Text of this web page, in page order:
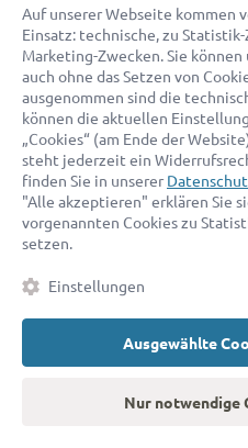
ein Kollege vor Ort, bei
wochenlang auf einen
muss.
Viele Beschuldigte
der seinen Sitz am
Bundesland hat. In der
außen oft viel besser
örtlichen Gericht nicht
diesem viele
zahnlosen Tiger gibt es
Auf unserer Webseite kommen
Einsatz: technische, zu
Marketing-Zwecken. Sie
auch ohne das Setzen von
ausgenommen sind die
können die aktuellen
„Cookies“ (am Ende der
steht jederzeit ein
finden Sie in unserer
"Alle akzeptieren" erklären Sie
vorgenannten Cookies zu
setzen.
Einstellungen
Ausgewählte
Nur notwendige